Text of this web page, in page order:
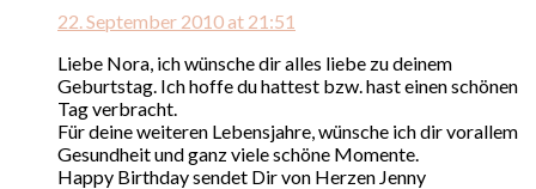
22. September 2010 at 21:51
Liebe Nora, ich wünsche dir alles liebe zu deinem
Geburtstag. Ich hoffe du hattest bzw. hast einen schönen
Tag verbracht.
Für deine weiteren Lebensjahre, wünsche ich dir vorallem
Gesundheit und ganz viele schöne Momente.
Happy Birthday sendet Dir von Herzen Jenny